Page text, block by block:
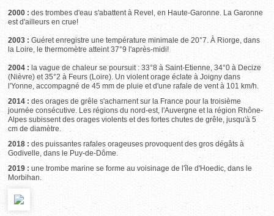
2000 : des trombes d'eau s'abattent à Revel, en Haute-Garonne. La Garonne
est d'ailleurs en crue!
2003 : Guéret enregistre une température minimale de 20°7. À Riorge, dans
la Loire, le thermomètre atteint 37°9 l'après-midi!
2004 : la vague de chaleur se poursuit : 33°8 à Saint-Etienne, 34°0 à Decize
(Nièvre) et 35°2 à Feurs (Loire). Un violent orage éclate à Joigny dans
l'Yonne, accompagné de 45 mm de pluie et d'une rafale de vent à 101 km/h.
2014 : des orages de grêle s'acharnent sur la France pour la troisième
journée consécutive. Les régions du nord-est, l'Auvergne et la région Rhône-
Alpes subissent des orages violents et des fortes chutes de grêle, jusqu'à 5
cm de diamètre.
2018 : des puissantes rafales orageuses provoquent des gros dégâts à
Godivelle, dans le Puy-de-Dôme.
2019 : une trombe marine se forme au voisinage de l'île d'Hoedic, dans le
Morbihan.